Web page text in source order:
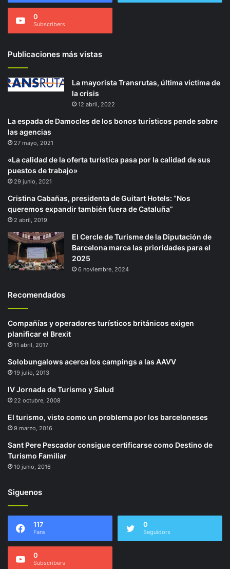
0
Subscribers
Publicaciones más vistas
La mayorista Transrutas, última víctima de
la crisis
12 abril, 2022
La espada de Damocles de los bonos turísticos pende sobre
las agencias
27 mayo, 2021
«La calidad de la oferta turística pasa por la calidad de sus
puestos de trabajo»
29 junio, 2021
Cristina Cabañas, presidenta de Guitart Hotels: “Nos
queremos expandir también fuera de Cataluña”
2 abril, 2019
El Cercle de Turisme de la Diputación de
Barcelona marca las prioridades para el
2025
6 noviembre, 2024
Recomendados
Compañías y operadores turísticos británicos exigen
planificar el Brexit
11 abril, 2017
Solobungalows acerca los campings a las AAVV
19 julio, 2013
IV Jornada de Turismo y Salud
22 octubre, 2008
El turismo, visto como un problema por los barceloneses
9 marzo, 2016
Sant Pere Pescador consigue certificarse como Destino de
Turismo Familiar
10 junio, 2016
Siguenos
117
Fans
0
Seguidors
0
Subscribers